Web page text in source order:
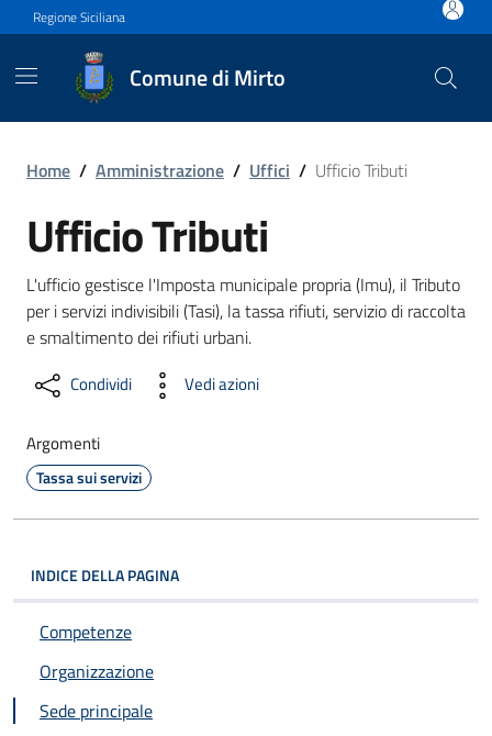
Vai ai contenuti
Vai al footer
Regione Siciliana
Comune di Mirto
Ufficio Tributi
Home / Amministrazione / Uffici / Ufficio Tributi
Ufficio Tributi
L'ufficio gestisce l'Imposta municipale propria (Imu), il Tributo
per i servizi indivisibili (Tasi), la tassa rifiuti, servizio di raccolta
e smaltimento dei rifiuti urbani.
Condividi Vedi azioni
Argomenti
Tassa sui servizi
INDICE DELLA PAGINA
Competenze
Organizzazione
Sede principale